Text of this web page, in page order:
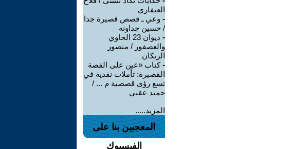
العيفاري
- وعي ـ قصص قصيرة جدا
/ حسين جداونه
-
ديوان 23 الحاوي
والعصفور / منصور
الريكان
-كتاب «عين على القصة
القصيرة: تأملات نقدية في
تسع رؤى قصصية م ... /
حميد عقبي
المزيد.....
المعجبين بنا على
الفيسبوك